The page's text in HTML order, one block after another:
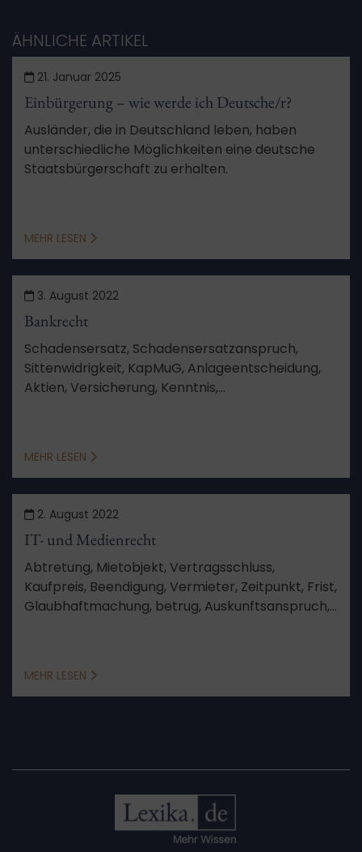
ÄHNLICHE ARTIKEL
21. Januar 2025
Einbürgerung – wie werde ich Deutsche/r?
Ausländer, die in Deutschland leben, haben
unterschiedliche Möglichkeiten eine deutsche
Staatsbürgerschaft zu erhalten.
MEHR LESEN
3. August 2022
Bankrecht
Schadensersatz, Schadensersatzanspruch,
Sittenwidrigkeit, KapMuG, Anlageentscheidung,
Aktien, Versicherung, Kenntnis,
MEHR LESEN
2. August 2022
IT- und Medienrecht
Abtretung, Mietobjekt, Vertragsschluss,
Kaufpreis, Beendigung, Vermieter, Zeitpunkt, Frist,
Glaubhaftmachung, betrug, Auskunftsanspruch,
MEHR LESEN